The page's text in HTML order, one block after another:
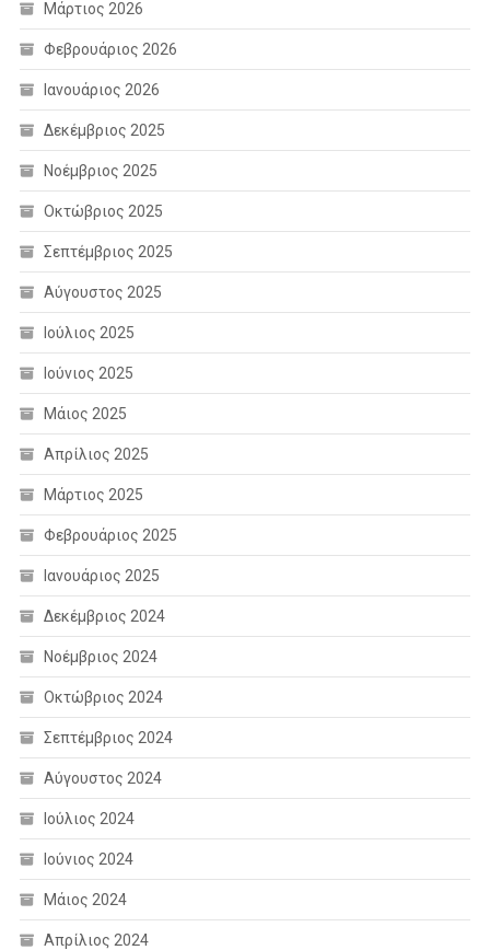
Μάρτιος 2026
Φεβρουάριος 2026
Ιανουάριος 2026
Δεκέμβριος 2025
Νοέμβριος 2025
Οκτώβριος 2025
Σεπτέμβριος 2025
Αύγουστος 2025
Ιούλιος 2025
Ιούνιος 2025
Μάιος 2025
Απρίλιος 2025
Μάρτιος 2025
Φεβρουάριος 2025
Ιανουάριος 2025
Δεκέμβριος 2024
Νοέμβριος 2024
Οκτώβριος 2024
Σεπτέμβριος 2024
Αύγουστος 2024
Ιούλιος 2024
Ιούνιος 2024
Μάιος 2024
Απρίλιος 2024